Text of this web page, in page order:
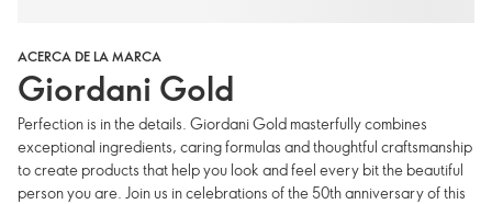
ACERCA DE LA MARCA
Giordani Gold
Perfection is in the details. Giordani Gold masterfully combines
exceptional ingredients, caring formulas and thoughtful craftsmanship
to create products that help you look and feel every bit the beautiful
person you are. Join us in celebrations of the 50th anniversary of this